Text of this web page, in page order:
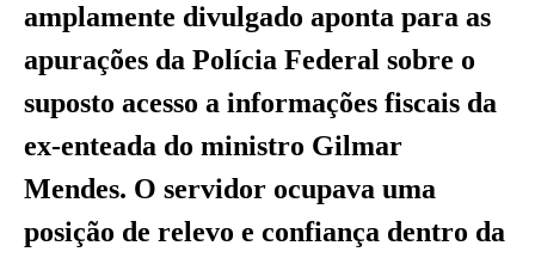
amplamente divulgado aponta para as
apurações da Polícia Federal sobre o
suposto acesso a informações fiscais da
ex-enteada do ministro Gilmar
Mendes. O servidor ocupava uma
posição de relevo e confiança dentro da